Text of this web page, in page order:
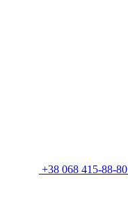
+38 068 415-88-80